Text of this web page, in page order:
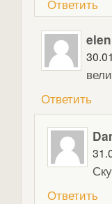
Ответить
elen
Ответить
Ответить